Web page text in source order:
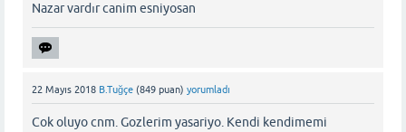
Nazar vardır canim esniyosan
22 Mayıs 2018 B.Tuğçe (849 puan) yorumladı
Cok oluyo cnm. Gozlerim yasariyo. Kendi kendimemi